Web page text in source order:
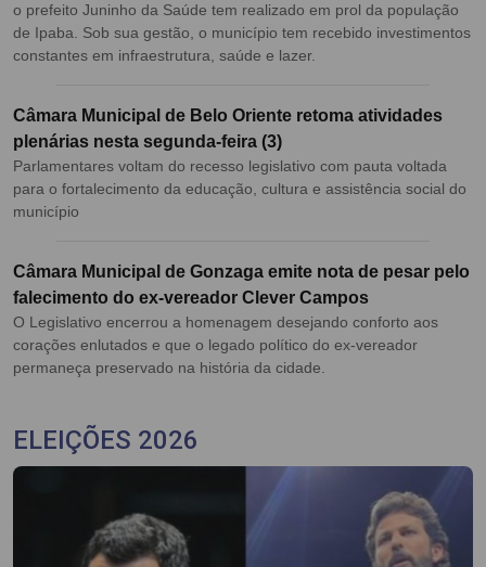
o prefeito Juninho da Saúde tem realizado em prol da população
de Ipaba. Sob sua gestão, o município tem recebido investimentos
constantes em infraestrutura, saúde e lazer.
Câmara Municipal de Belo Oriente retoma atividades
plenárias nesta segunda-feira (3)
Parlamentares voltam do recesso legislativo com pauta voltada
para o fortalecimento da educação, cultura e assistência social do
município
Câmara Municipal de Gonzaga emite nota de pesar pelo
falecimento do ex-vereador Clever Campos
O Legislativo encerrou a homenagem desejando conforto aos
corações enlutados e que o legado político do ex-vereador
permaneça preservado na história da cidade.
ELEIÇÕES 2026